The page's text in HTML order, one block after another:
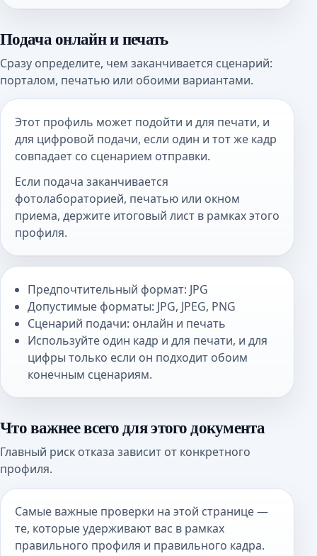
Подача онлайн и печать
Сразу определите, чем заканчивается сценарий:
порталом, печатью или обоими вариантами.
Этот профиль может подойти и для печати, и
для цифровой подачи, если один и тот же кадр
совпадает со сценарием отправки.
Если подача заканчивается
фотолабораторией, печатью или окном
приема, держите итоговый лист в рамках этого
профиля.
Предпочтительный формат: JPG
Допустимые форматы: JPG, JPEG, PNG
Сценарий подачи: онлайн и печать
Используйте один кадр и для печати, и для
цифры только если он подходит обоим
конечным сценариям.
Что важнее всего для этого документа
Главный риск отказа зависит от конкретного
профиля.
Самые важные проверки на этой странице —
те, которые удерживают вас в рамках
правильного профиля и правильного кадра.